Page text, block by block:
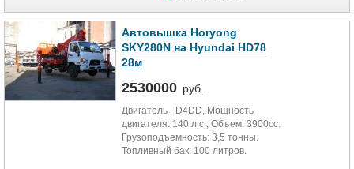
Автовышка Horyong
SKY280N на Hyundai HD78
28м
2530000 руб.
Двигатель - D4DD, Мощность
двигателя: 140 л.с., Объем: 3900cc.
Грузоподъемность: 3,5 тонны.
Топливный бак: 100 литров.